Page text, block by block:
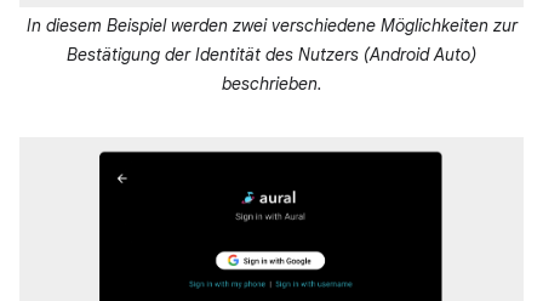
In diesem Beispiel werden zwei verschiedene Möglichkeiten zur
Bestätigung der Identität des Nutzers (Android Auto)
beschrieben.